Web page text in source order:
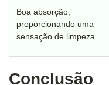
Boa absorção,
proporcionando uma
sensação de limpeza.
Conclusão